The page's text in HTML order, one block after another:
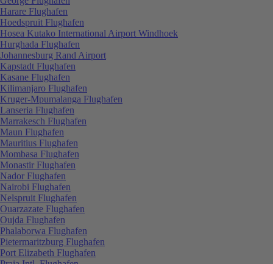
Harare Flughafen
Hoedspruit Flughafen
Hosea Kutako International Airport Windhoek
Hurghada Flughafen
Johannesburg Rand Airport
Kapstadt Flughafen
Kasane Flughafen
Kilimanjaro Flughafen
Kruger-Mpumalanga Flughafen
Lanseria Flughafen
Marrakesch Flughafen
Maun Flughafen
Mauritius Flughafen
Mombasa Flughafen
Monastir Flughafen
Nador Flughafen
Nairobi Flughafen
Nelspruit Flughafen
Ouarzazate Flughafen
Oujda Flughafen
Phalaborwa Flughafen
Pietermaritzburg Flughafen
Port Elizabeth Flughafen